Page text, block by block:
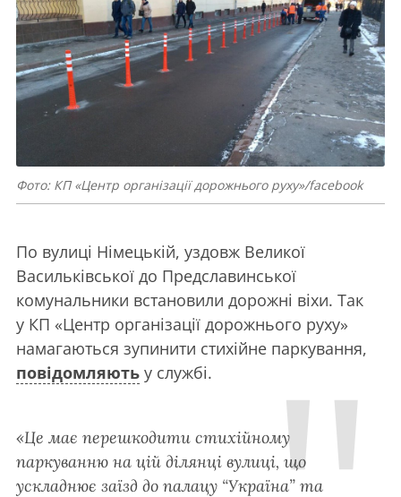
Фото: КП «Центр організації дорожнього руху»/facebook
По вулиці Німецькій, уздовж Великої
Васильківської до Предславинської
комунальники встановили дорожні віхи. Так
у КП «Центр організації дорожнього руху»
намагаються зупинити стихійне паркування,
повідомляють у службі.
«Це має перешкодити стихійному
паркуванню на цій ділянці вулиці, що
ускладнює заїзд до палацу “Україна” та